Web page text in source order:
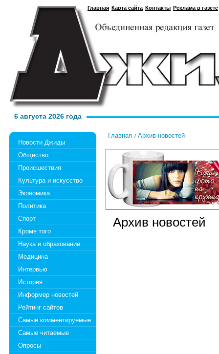
Главная Карта сайта Контакты Реклама в газете
6 августа 2026 года
Новости Джиды
Общество
Происшествия
Культура и искусство
Экономика
Политика
Спорт
Кроме того
Наука и образование
Медицина
Интервью
История
Информер новостей
Рейтинг сайтов
Самые комментируемые
Самые читаемые
Опросы
Главная Архив новостей
Архив новостей